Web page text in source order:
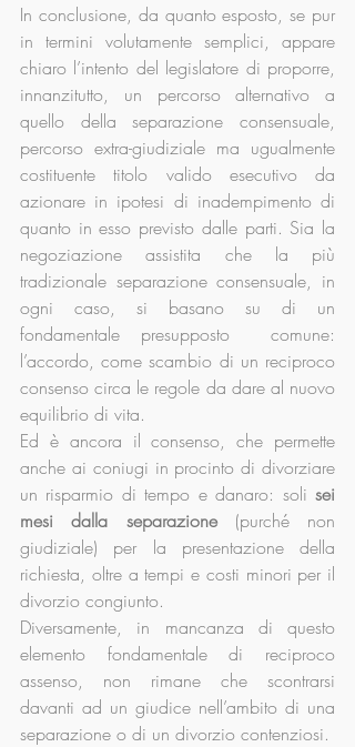
In conclusione, da quanto esposto, se pur
in termini volutamente semplici, appare
chiaro l’intento del legislatore di proporre,
innanzitutto, un percorso alternativo a
quello della separazione consensuale,
percorso extra-giudiziale ma ugualmente
costituente titolo valido esecutivo da
azionare in ipotesi di inadempimento di
quanto in esso previsto dalle parti. Sia la
negoziazione assistita che la più
tradizionale separazione consensuale, in
ogni caso, si basano su di un
fondamentale presupposto  comune:
l’accordo, come scambio di un reciproco
consenso circa le regole da dare al nuovo
equilibrio di vita.
Ed è ancora il consenso, che permette
anche ai coniugi in procinto di divorziare
un risparmio di tempo e danaro: soli sei
mesi dalla separazione (purché non
giudiziale) per la presentazione della
richiesta, oltre a tempi e costi minori per il
divorzio congiunto.
Diversamente, in mancanza di questo
elemento fondamentale di reciproco
assenso, non rimane che scontrarsi
davanti ad un giudice nell’ambito di una
separazione o di un divorzio contenziosi.